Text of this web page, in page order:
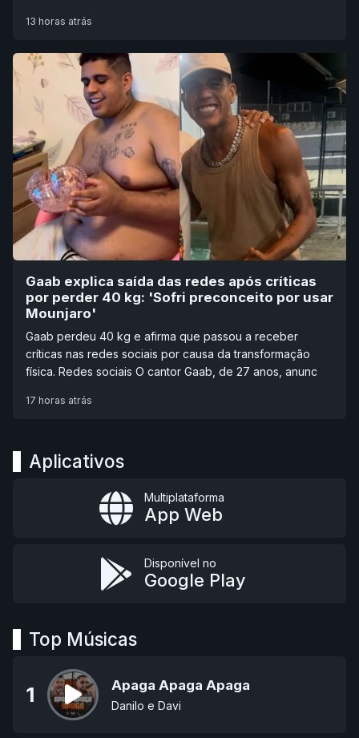
13 horas atrás
Gaab explica saída das redes após críticas
por perder 40 kg: 'Sofri preconceito por usar
Mounjaro'
Gaab perdeu 40 kg e afirma que passou a receber
críticas nas redes sociais por causa da transformação
física. Redes sociais O cantor Gaab, de 27 anos, anunc
17 horas atrás
Aplicativos
Multiplataforma
App Web
Disponível no
Google Play
Top Músicas
1 Apaga Apaga Apaga
Danilo e Davi